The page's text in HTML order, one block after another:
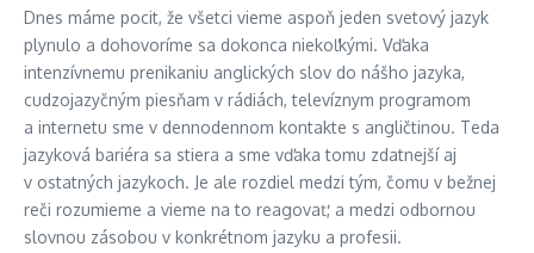
Dnes máme pocit, že všetci vieme aspoň jeden svetový jazyk
plynulo a dohovoríme sa dokonca niekoľkými. Vďaka
intenzívnemu prenikaniu anglických slov do nášho jazyka,
cudzojazyčným piesňam v rádiách, televíznym programom
a internetu sme v dennodennom kontakte s angličtinou. Teda
jazyková bariéra sa stiera a sme vďaka tomu zdatnejší aj
v ostatných jazykoch. Je ale rozdiel medzi tým, čomu v bežnej
reči rozumieme a vieme na to reagovať, a medzi odbornou
slovnou zásobou v konkrétnom jazyku a profesii.